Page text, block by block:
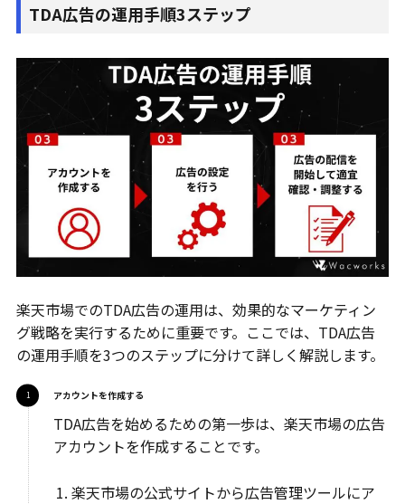
TDA広告の運用手順3ステップ
楽天市場でのTDA広告の運用は、効果的なマーケティン
グ戦略を実行するために重要です。ここでは、TDA広告
の運用手順を3つのステップに分けて詳しく解説します。
アカウントを作成する
TDA広告を始めるための第一歩は、楽天市場の広告
アカウントを作成することです。
楽天市場の公式サイトから広告管理ツールにア